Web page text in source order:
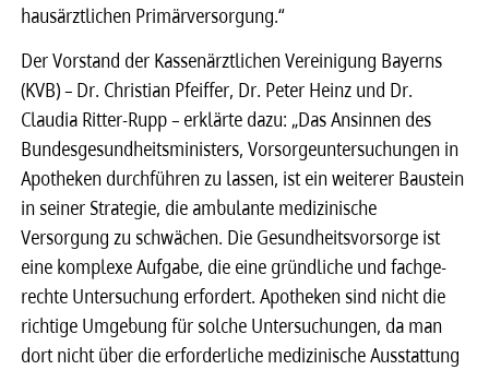
hausärztlichen Primärversorgung.“
Der Vorstand der Kassenärztlichen Vereinigung Bayerns
(KVB) – Dr. Christian Pfeiffer, Dr. Peter Heinz und Dr.
Claudia Ritter-Rupp – erklärte dazu: „Das Ansinnen des
Bundesgesundheitsministers, Vorsorgeuntersuchungen in
Apotheken durchführen zu lassen, ist ein weiterer Baustein
in seiner Strategie, die ambulante medizinische
Versorgung zu schwächen. Die Gesundheitsvorsorge ist
eine komplexe Aufgabe, die eine gründliche und fachge-
rechte Untersuchung erfordert. Apotheken sind nicht die
richtige Umgebung für solche Untersuchungen, da man
dort nicht über die erforderliche medizinische Ausstattung